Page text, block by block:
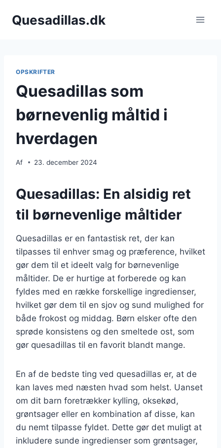
Quesadillas.dk
OPSKRIFTER
Quesadillas som
børnevenlig måltid i
hverdagen
Af 23. december 2024
Quesadillas: En alsidig ret
til børnevenlige måltider
Quesadillas er en fantastisk ret, der kan
tilpasses til enhver smag og præference, hvilket
gør dem til et ideelt valg for børnevenlige
måltider. De er hurtige at forberede og kan
fyldes med en række forskellige ingredienser,
hvilket gør dem til en sjov og sund mulighed for
både frokost og middag. Børn elsker ofte den
sprøde konsistens og den smeltede ost, som
gør quesadillas til en favorit blandt mange.
En af de bedste ting ved quesadillas er, at de
kan laves med næsten hvad som helst. Uanset
om dit barn foretrækker kylling, oksekød,
grøntsager eller en kombination af disse, kan
du nemt tilpasse fyldet. Dette gør det muligt at
inkludere sunde ingredienser som grøntsager,